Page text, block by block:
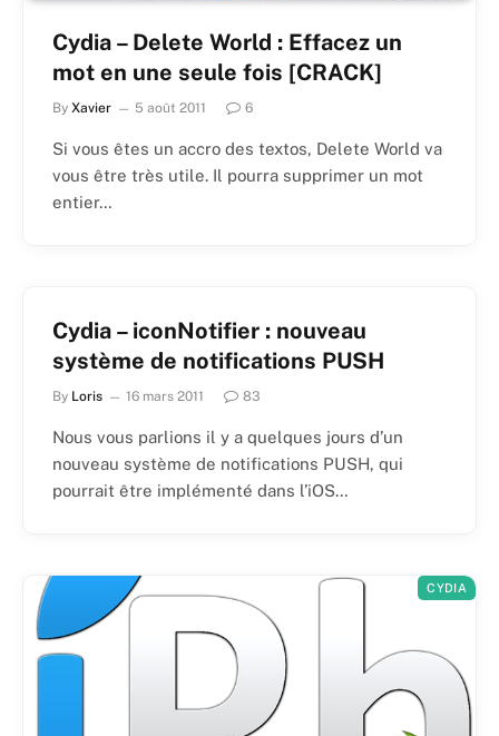
Cydia – Delete World : Effacez un
mot en une seule fois [CRACK]
By Xavier 5 août 2011 6
Si vous êtes un accro des textos, Delete World va
vous être très utile. Il pourra supprimer un mot
entier…
Cydia – iconNotifier : nouveau
système de notifications PUSH
By Loris 16 mars 2011 83
Nous vous parlions il y a quelques jours d’un
nouveau système de notifications PUSH, qui
pourrait être implémenté dans l’iOS…
CYDIA